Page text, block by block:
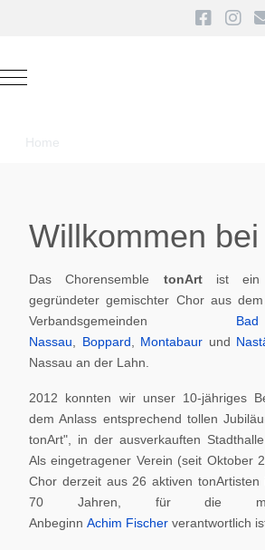
Mobile Menu Toggle
Home
Willkommen
Das Chorensemble tonArt ist ein
gegründeter gemischter Chor aus
Verbandsgemeinden
Nassau
Boppard Montabaur und
Nassau an der Lahn.
2012 konnten wir unser 10-jähriges
dem Anlass entsprechend tollen
tonArt", in der ausverkauften
Als eingetragener Verein (seit Oktober
Chor derzeit aus 26 aktiven
70 Jahren, für die
Anbeginn Achim Fischer verantwortlich